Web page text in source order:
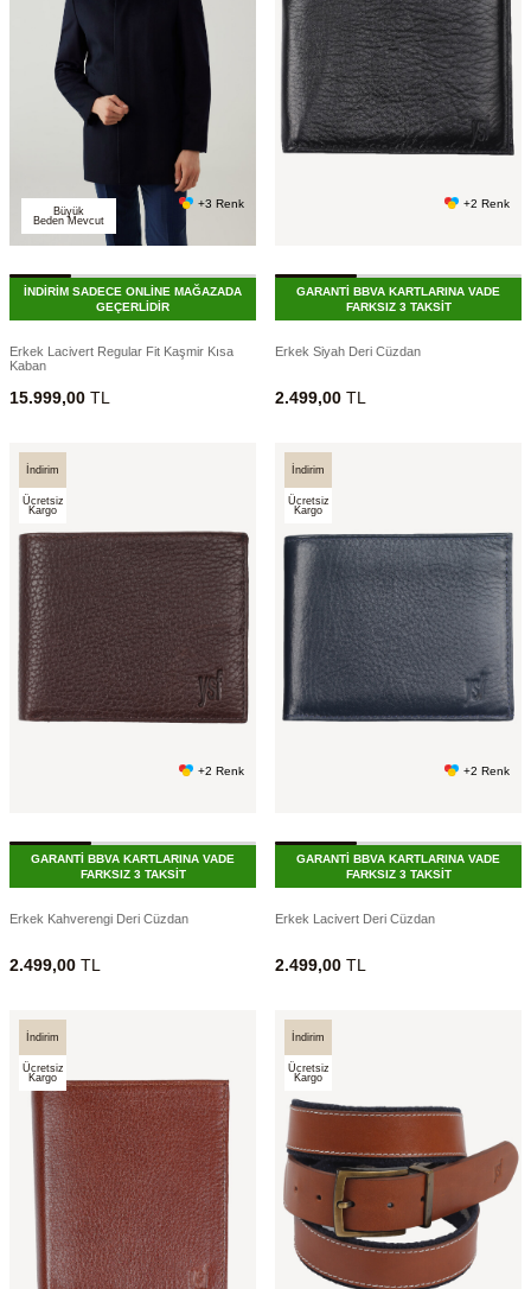
Büyük
Beden Mevcut
+3 Renk
İNDİRİM SADECE ONLİNE MAĞAZADA
GEÇERLİDİR
Erkek Lacivert Regular Fit Kaşmir Kısa
Kaban
15.999,00 TL
+2 Renk
GARANTİ BBVA KARTLARINA VADE
FARKSIZ 3 TAKSİT
Erkek Siyah Deri Cüzdan
2.499,00 TL
İndirim
Ücretsiz
Kargo
+2 Renk
GARANTİ BBVA KARTLARINA VADE
FARKSIZ 3 TAKSİT
Erkek Kahverengi Deri Cüzdan
2.499,00 TL
İndirim
Ücretsiz
Kargo
+2 Renk
GARANTİ BBVA KARTLARINA VADE
FARKSIZ 3 TAKSİT
Erkek Lacivert Deri Cüzdan
2.499,00 TL
İndirim
Ücretsiz
Kargo
İndirim
Ücretsiz
Kargo